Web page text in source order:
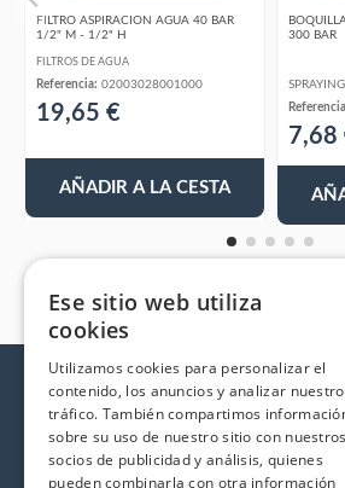
FILTRO ASPIRACION AGUA 40 BAR
1/2" M - 1/2" H
FILTROS DE AGUA
Referencia: 02003028001000
19,65 €
AÑADIR A LA CESTA
300 BAR
7,68
Ese sitio web utiliza
cookies
Utilizamos cookies para personalizar el
contenido, los anuncios y analizar nuestro
tráfico. También compartimos
sobre su uso de nuestro sitio con nuestros
socios de publicidad y análisis, quienes
pueden combinarla con otra información